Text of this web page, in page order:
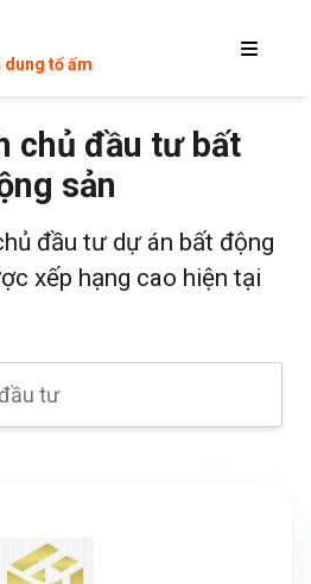
dung tổ ấm
chủ đầu tư bất
sản
đầu tư dự án bất động
xếp hạng cao hiện tại